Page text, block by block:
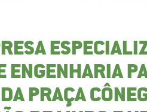
ENGENHARIA
PRAÇA